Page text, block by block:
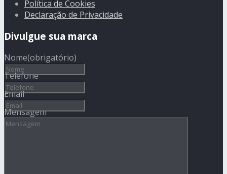
Política de Cookies
Declaração de Privacidade
Divulgue sua marca
Nome(obrigatório)
Telefone
Email
Mensagem